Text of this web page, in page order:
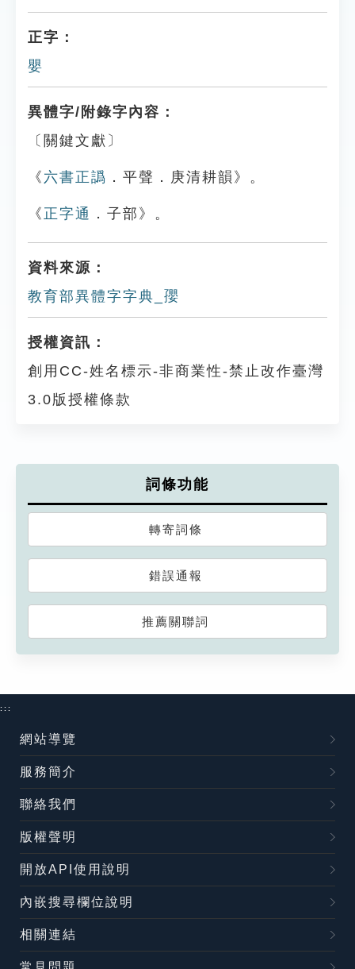
正字：
嬰
異體字/附錄字內容：
〔關鍵文獻〕
《 六書正譌 ．平聲．庚清耕韻》。
《 正字通 ．子部》。
資料來源：
教育部異體字字典_孾
授權資訊：
創用CC-姓名標示-非商業性-禁止改作臺灣
3.0版授權條款
詞條功能
轉寄詞條
錯誤通報
推薦關聯詞
:::
網站導覽
服務簡介
聯絡我們
版權聲明
開放API使用說明
內嵌搜尋欄位說明
相關連結